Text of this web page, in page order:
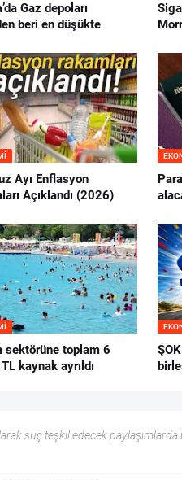
Gaz depoları
beri en düşükte
Ayı Enflasyon
Açıklandı (2026)
sektörüne toplam 6
kaynak ayrıldı
suç teşkil edecek paylaşımlarda